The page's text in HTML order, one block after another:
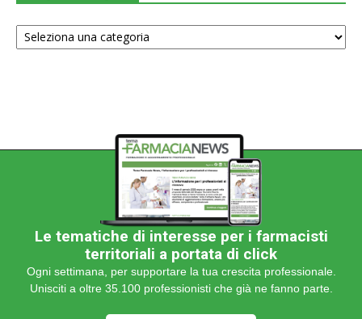
Scegli
una
Le tematiche di interesse per i farmacisti
territoriali a portata di click
Ogni settimana, per supportare la tua crescita professionale.
Unisciti a oltre 35.100 professionisti che già ne fanno parte.